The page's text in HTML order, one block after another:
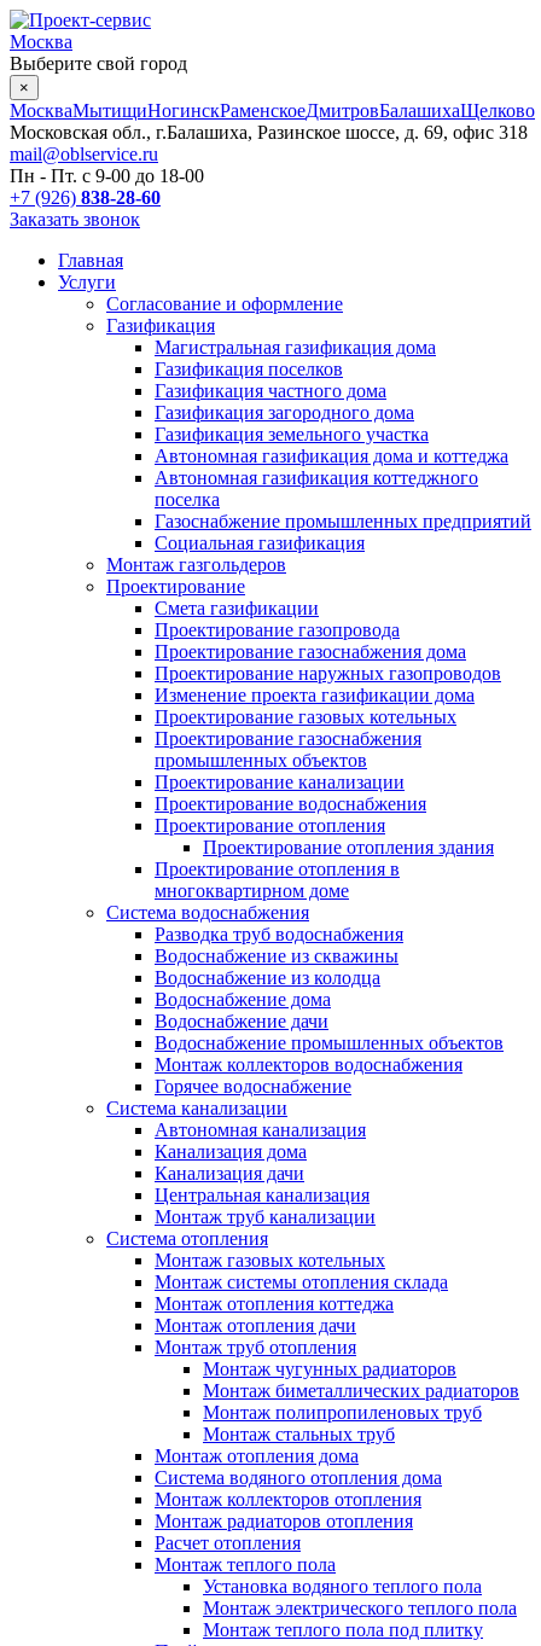
Москва
Выберите свой город
×
МоскваМытищиНогинскРаменскоеДмитровБалашихаЩелково
Московская обл., г.Балашиха, Разинское шоссе, д. 69, офис 318
mail@oblservice.ru
Пн - Пт. с 9-00 до 18-00
+7 (926) 838-28-60
Заказать звонок
Главная
Услуги
Согласование и оформление
Газификация
Магистральная газификация дома
Газификация поселков
Газификация частного дома
Газификация загородного дома
Газификация земельного участка
Автономная газификация дома и коттеджа
Автономная газификация коттеджного
поселка
Газоснабжение промышленных предприятий
Социальная газификация
Монтаж газгольдеров
Проектирование
Смета газификации
Проектирование газопровода
Проектирование газоснабжения дома
Проектирование наружных газопроводов
Изменение проекта газификации дома
Проектирование газовых котельных
Проектирование газоснабжения
промышленных объектов
Проектирование канализации
Проектирование водоснабжения
Проектирование отопления
Проектирование отопления здания
Проектирование отопления в
многоквартирном доме
Система водоснабжения
Разводка труб водоснабжения
Водоснабжение из скважины
Водоснабжение из колодца
Водоснабжение дома
Водоснабжение дачи
Водоснабжение промышленных объектов
Монтаж коллекторов водоснабжения
Горячее водоснабжение
Система канализации
Автономная канализация
Канализация дома
Канализация дачи
Центральная канализация
Монтаж труб канализации
Система отопления
Монтаж газовых котельных
Монтаж системы отопления склада
Монтаж отопления коттеджа
Монтаж отопления дачи
Монтаж труб отопления
Монтаж чугунных радиаторов
Монтаж биметаллических радиаторов
Монтаж полипропиленовых труб
Монтаж стальных труб
Монтаж отопления дома
Система водяного отопления дома
Монтаж коллекторов отопления
Монтаж радиаторов отопления
Расчет отопления
Монтаж теплого пола
Установка водяного теплого пола
Монтаж электрического теплого пола
Монтаж теплого пола под плитку